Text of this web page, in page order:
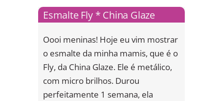
Esmalte Fly * China Glaze
Oooi meninas! Hoje eu vim mostrar
o esmalte da minha mamis, que é o
Fly, da China Glaze. Ele é metálico,
com micro brilhos. Durou
perfeitamente 1 semana, ela